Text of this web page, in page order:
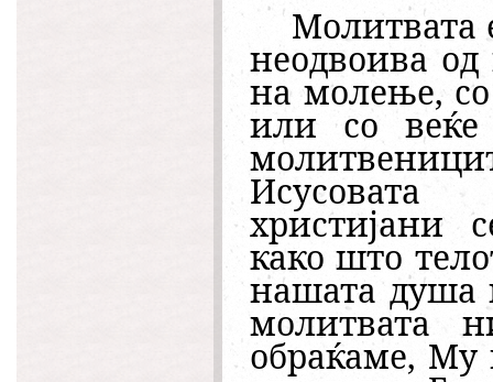
Молитвата
неодвоива од
на молење,
или со
христијани
како што
нашата душа
молитвата
обраќаме,